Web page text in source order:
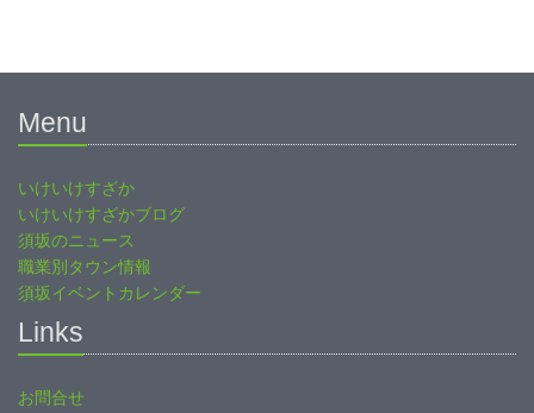
Menu
いけいけすざか
いけいけすざかブログ
須坂のニュース
職業別タウン情報
須坂イベントカレンダー
Links
お問合せ